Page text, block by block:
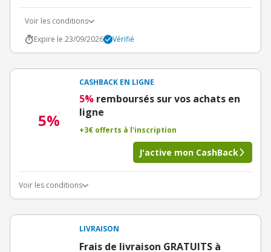
Voir les conditions
Expire le 23/09/2026
Vérifié
5%
CASHBACK EN LIGNE
5% remboursés sur vos achats en
ligne
+3€ offerts à l'inscription
J'active mon CashBack
Voir les conditions
LIVRAISON
Frais de livraison GRATUITS à